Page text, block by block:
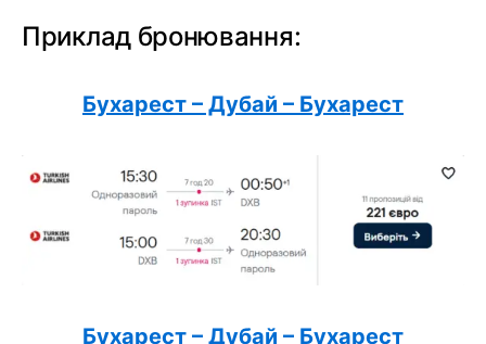
Приклад бронювання:
Бухарест – Дубай – Бухарест
Бухарест – Дубай – Бухарест